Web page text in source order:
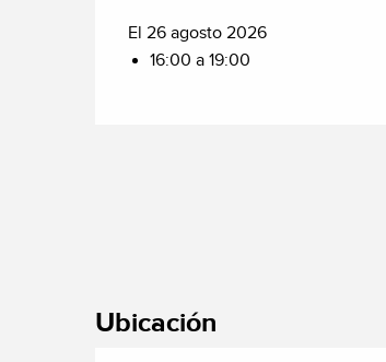
El 26 agosto 2026
16:00 a 19:00
Ubicación